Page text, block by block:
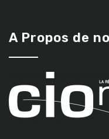
A Propos de